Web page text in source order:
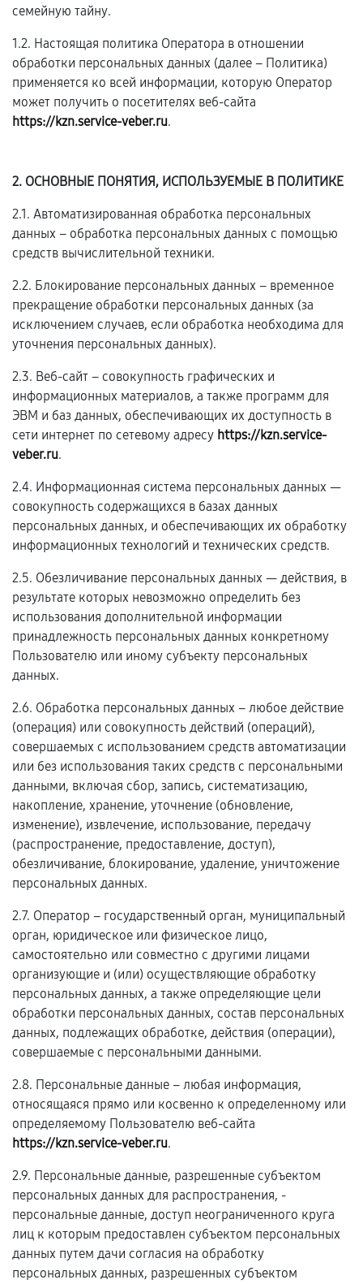
семейную тайну.
1.2. Настоящая политика Оператора в отношении
обработки персональных данных (далее – Политика)
применяется ко всей информации, которую Оператор
может получить о посетителях веб-сайта
https://kzn.service-veber.ru.
2. ОСНОВНЫЕ ПОНЯТИЯ, ИСПОЛЬЗУЕМЫЕ В ПОЛИТИКЕ
2.1. Автоматизированная обработка персональных
данных – обработка персональных данных с помощью
средств вычислительной техники.
2.2. Блокирование персональных данных – временное
прекращение обработки персональных данных (за
исключением случаев, если обработка необходима для
уточнения персональных данных).
2.3. Веб-сайт – совокупность графических и
информационных материалов, а также программ для
ЭВМ и баз данных, обеспечивающих их доступность в
сети интернет по сетевому адресу https://kzn.service-
veber.ru.
2.4. Информационная система персональных данных —
совокупность содержащихся в базах данных
персональных данных, и обеспечивающих их обработку
информационных технологий и технических средств.
2.5. Обезличивание персональных данных — действия, в
результате которых невозможно определить без
использования дополнительной информации
принадлежность персональных данных конкретному
Пользователю или иному субъекту персональных
данных.
2.6. Обработка персональных данных – любое действие
(операция) или совокупность действий (операций),
совершаемых с использованием средств автоматизации
или без использования таких средств с персональными
данными, включая сбор, запись, систематизацию,
накопление, хранение, уточнение (обновление,
изменение), извлечение, использование, передачу
(распространение, предоставление, доступ),
обезличивание, блокирование, удаление, уничтожение
персональных данных.
2.7. Оператор – государственный орган, муниципальный
орган, юридическое или физическое лицо,
самостоятельно или совместно с другими лицами
организующие и (или) осуществляющие обработку
персональных данных, а также определяющие цели
обработки персональных данных, состав персональных
данных, подлежащих обработке, действия (операции),
совершаемые с персональными данными.
2.8. Персональные данные – любая информация,
относящаяся прямо или косвенно к определенному или
определяемому Пользователю веб-сайта
https://kzn.service-veber.ru.
2.9. Персональные данные, разрешенные субъектом
персональных данных для распространения, -
персональные данные, доступ неограниченного круга
лиц к которым предоставлен субъектом персональных
данных путем дачи согласия на обработку
персональных данных, разрешенных субъектом